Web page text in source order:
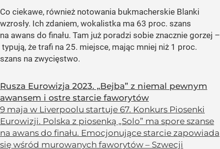
Co ciekawe, również notowania bukmacherskie Blanki
wzrosły. Ich zdaniem, wokalistka ma 63 proc. szans
na awans do finału. Tam już poradzi sobie znacznie gorzej –
typują, że trafi na 25. miejsce, mając mniej niż 1 proc.
szans na zwycięstwo.
Rusza Eurowizja 2023. „Bejba” z niemal pewnym
awansem i ostre starcie faworytów
9 maja w Liverpoolu startuje 67. Konkurs Piosenki
Eurowizji. Polska z piosenką „Solo” ma spore szanse
na awans do finału. Emocjonujące starcie zapowiada
się wśród murowanych faworytów – Szwecji